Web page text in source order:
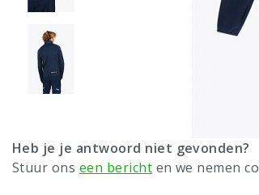
Heb je je antwoord niet gevonden?
Stuur ons een bericht en we nemen